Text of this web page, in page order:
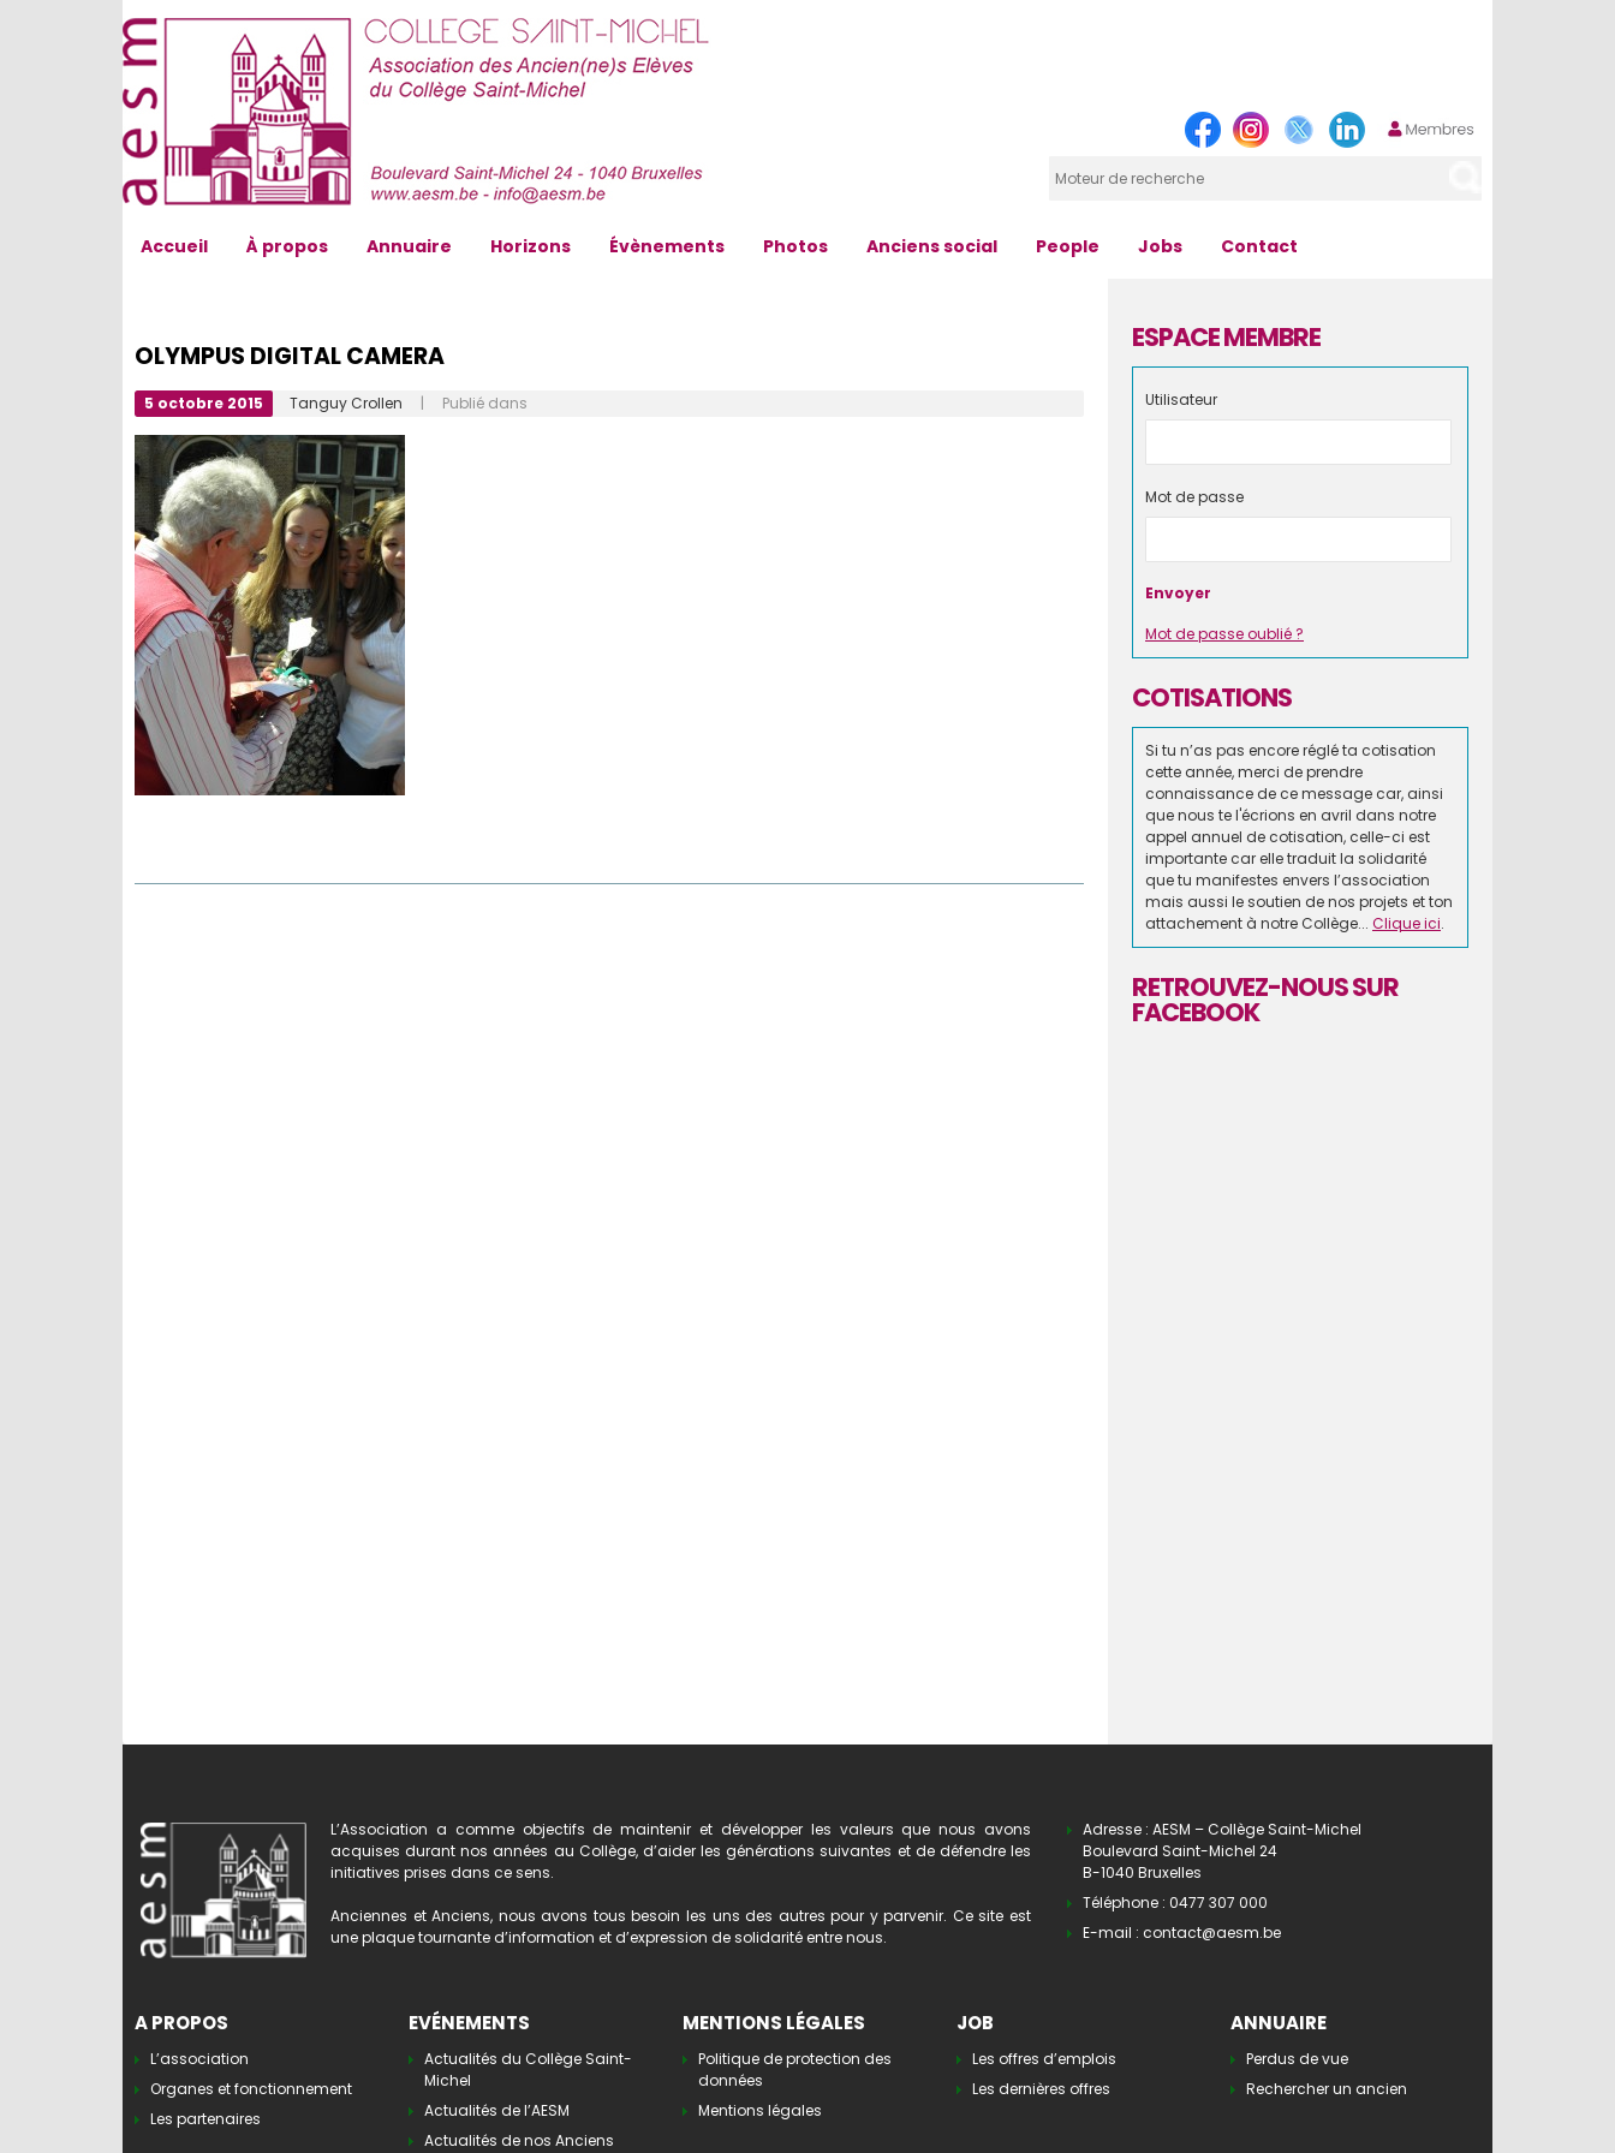
Accueil À propos Annuaire Horizons Évènements Photos Anciens social People Jobs Contact
OLYMPUS DIGITAL CAMERA
5 octobre 2015 Tanguy Crollen | Publié dans
ESPACE MEMBRE
Utilisateur
Mot de passe
Mot de passe oublié ?
COTISATIONS
Si tu n’as pas encore réglé ta cotisation
cette année, merci de prendre
connaissance de ce message car, ainsi
que nous te l'écrions en avril dans notre
appel annuel de cotisation, celle-ci est
importante car elle traduit la solidarité
que tu manifestes envers l’association
mais aussi le soutien de nos projets et ton
attachement à notre Collège... Clique ici.
RETROUVEZ-NOUS SUR
FACEBOOK
L’Association a comme objectifs de maintenir et développer les valeurs que nous avons
acquises durant nos années au Collège, d’aider les générations suivantes et de défendre les
initiatives prises dans ce sens.
Anciennes et Anciens, nous avons tous besoin les uns des autres pour y parvenir. Ce site est
une plaque tournante d’information et d’expression de solidarité entre nous.
Adresse : AESM – Collège Saint-Michel
Boulevard Saint-Michel 24
B-1040 Bruxelles
Téléphone : 0477 307 000
E-mail : contact@aesm.be
A PROPOS
L’association
Organes et fonctionnement
Les partenaires
EVÉNEMENTS
Actualités du Collège Saint-
Michel
Actualités de l’AESM
Actualités de nos Anciens
MENTIONS LÉGALES
Politique de protection des
données
Mentions légales
JOB
Les offres d’emplois
Les dernières offres
ANNUAIRE
Perdus de vue
Rechercher un ancien